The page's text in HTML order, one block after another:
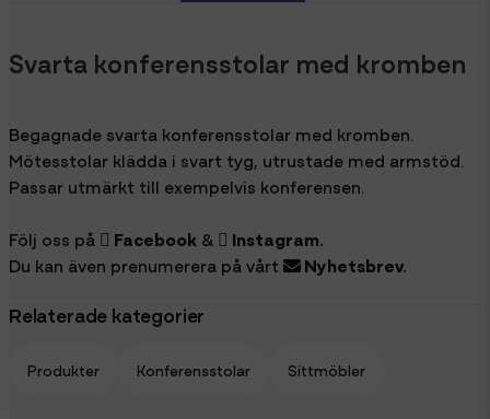
Svarta konferensstolar med kromben
Begagnade svarta konferensstolar med kromben.
Mötesstolar klädda i svart tyg, utrustade med armstöd.
Passar utmärkt till exempelvis konferensen.
Följ oss på Facebook & Instagram.
Du kan även prenumerera på vårt
Nyhetsbrev.
Relaterade kategorier
Produkter Konferensstolar Sittmöbler